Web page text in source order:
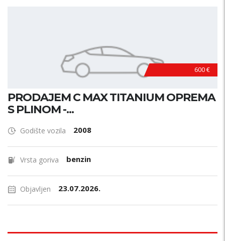
600 €
PRODAJEM C MAX TITANIUM OPREMA
S PLINOM -...
Godište vozila 2008
Vrsta goriva benzin
Objavljen 23.07.2026.